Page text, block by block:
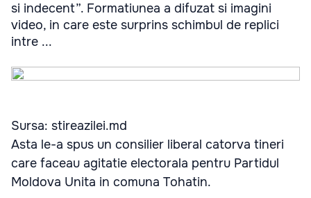
si indecent”. Formatiunea a difuzat si imagini
video, in care este surprins schimbul de replici
intre ...
Sursa: stireazilei.md
Asta le-a spus un consilier liberal catorva tineri
care faceau agitatie electorala pentru Partidul
Moldova Unita in comuna Tohatin.